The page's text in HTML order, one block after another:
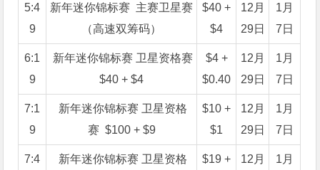
5:4
9
新年迷你锦标赛 主赛卫星赛
（高速双筹码）
$40 +
$4
12月
29日
1月
7日
6:1
9
新年迷你锦标赛 卫星资格赛
$40 + $4
$4 +
$0.40
12月
29日
1月
7日
7:1
9
新年迷你锦标赛 卫星资格
赛 $100 + $9
$10 +
$1
12月
29日
1月
7日
7:4
新年迷你锦标赛 卫星资格
$19 +
12月
1月